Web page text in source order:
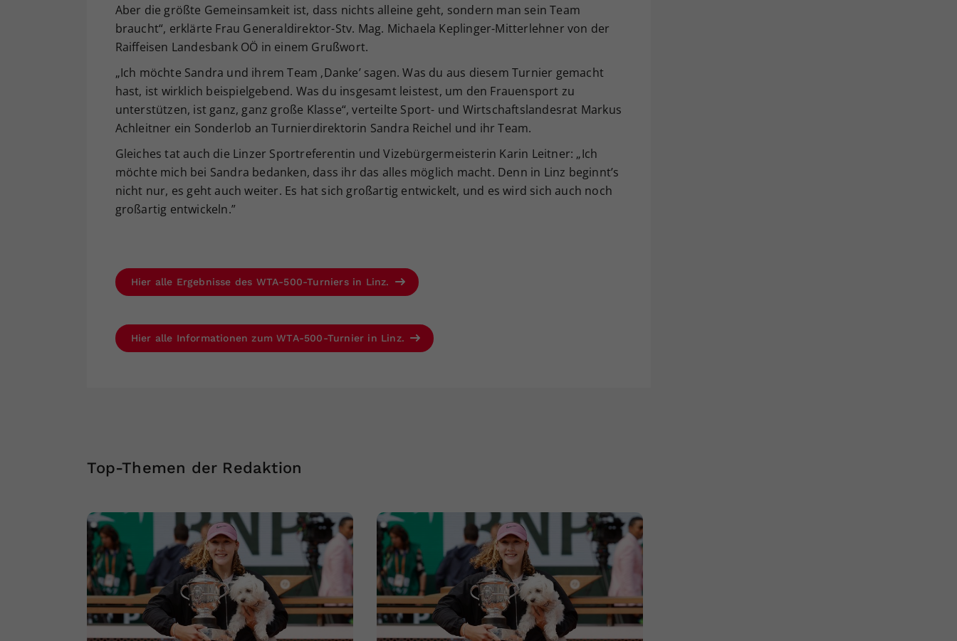
Aber die größte Gemeinsamkeit ist, dass nichts alleine geht, sondern man sein Team
braucht“, erklärte Frau Generaldirektor-Stv. Mag. Michaela Keplinger-Mitterlehner von der
Raiffeisen Landesbank OÖ in einem Grußwort.
„Ich möchte Sandra und ihrem Team ‚Danke’ sagen. Was du aus diesem Turnier gemacht
hast, ist wirklich beispielgebend. Was du insgesamt leistest, um den Frauensport zu
unterstützen, ist ganz, ganz große Klasse“, verteilte Sport- und Wirtschaftslandesrat Markus
Achleitner ein Sonderlob an Turnierdirektorin Sandra Reichel und ihr Team.
Gleiches tat auch die Linzer Sportreferentin und Vizebürgermeisterin Karin Leitner: „Ich
möchte mich bei Sandra bedanken, dass ihr das alles möglich macht. Denn in Linz beginnt’s
nicht nur, es geht auch weiter. Es hat sich großartig entwickelt, und es wird sich auch noch
großartig entwickeln.”
Hier alle Ergebnisse des WTA-500-Turniers in Linz.
Hier alle Informationen zum WTA-500-Turnier in Linz.
Top-Themen der Redaktion